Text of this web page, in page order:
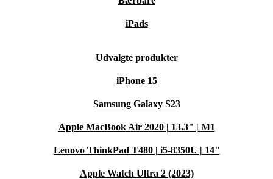
iPads
Udvalgte produkter
iPhone 15
Samsung Galaxy S23
Apple MacBook Air 2020 | 13.3" | M1
Lenovo ThinkPad T480 | i5-8350U | 14"
Apple Watch Ultra 2 (2023)